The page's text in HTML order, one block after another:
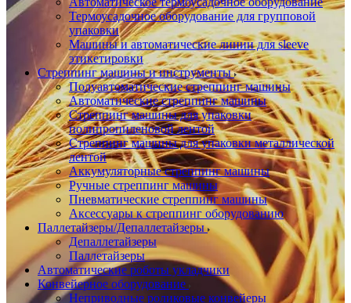
Термоусадочное оборудование для групповой
упаковки
Машины и автоматические линии для sleeve
этикетировки
Стреппинг машины и инструменты
Полуавтоматические стреппинг машины
Автоматические стреппинг машины
Стреппинг машины для упаковки
полипропиленовой лентой
Стреппинг машины для упаковки металлической
лентой
Аккумуляторные стреппинг машины
Ручные стреппинг машины
Пневматические стреппинг машины
Аксессуары к стреппинг оборудованию
Паллетайзеры/Депаллетайзеры
Депаллетайзеры
Паллетайзеры
Автоматические роботы укладчики
Конвейерное оборудование
Неприводные роликовые конвейеры